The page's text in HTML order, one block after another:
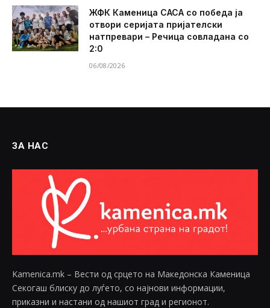
ЖФК Каменица САСА со победа ја
отвори серијата пријателски
натпревари – Речица совладана со
2:0
06/08/2026
ЗА НАС
Kamenica.mk – Вести од срцето на Македонска Каменица
Секогаш блиску до луѓето, со најнови информации,
приказни и настани од нашиот град и регионот.